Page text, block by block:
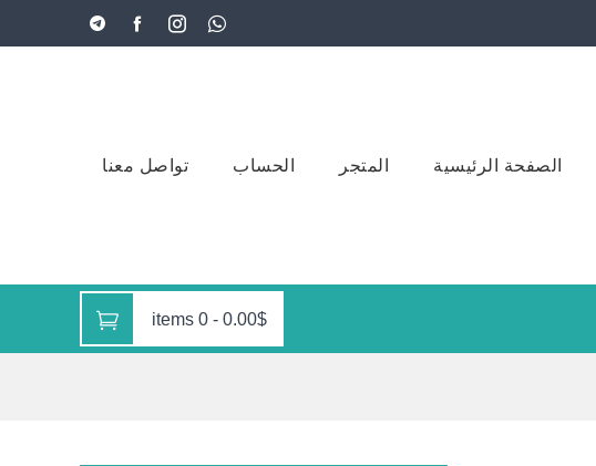
الصفحة الرئيسية المتجر الحساب تواصل معنا
0.00$
-
0 items